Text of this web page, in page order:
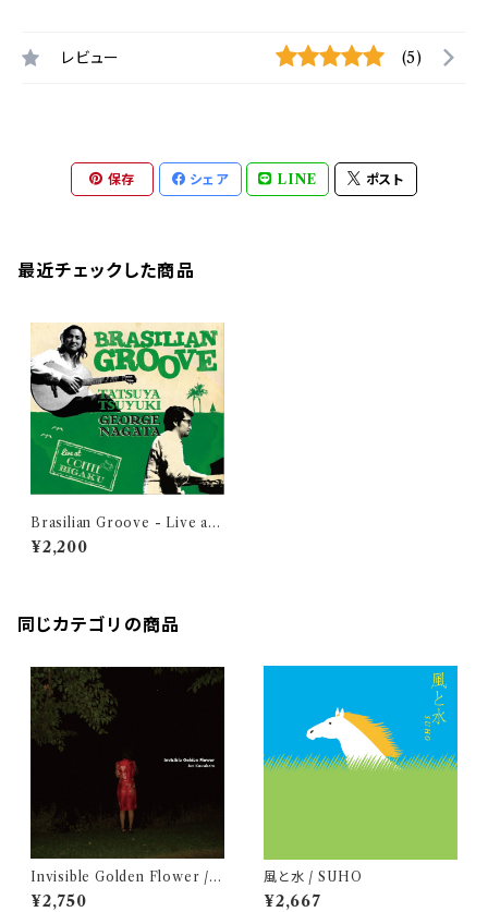
レビュー (5)
保存 シェア LINE ポスト
最近チェックした商品
Brasilian Groove - Live at
Coffee Bigaku / 永田ジョー
ジ & 露木達也
¥2,200
同じカテゴリの商品
Invisible Golden Flower / J
un Kawabata
¥2,750
風と水 / SUHO
¥2,667